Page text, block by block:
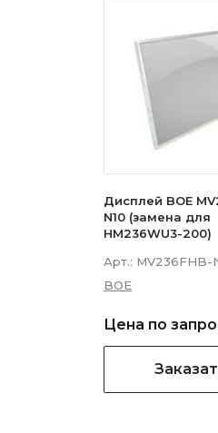
Дисплей BOE
N10 (замена для
HM236WU3-200)
Арт.: MV236FHB-
BOE
Цена по